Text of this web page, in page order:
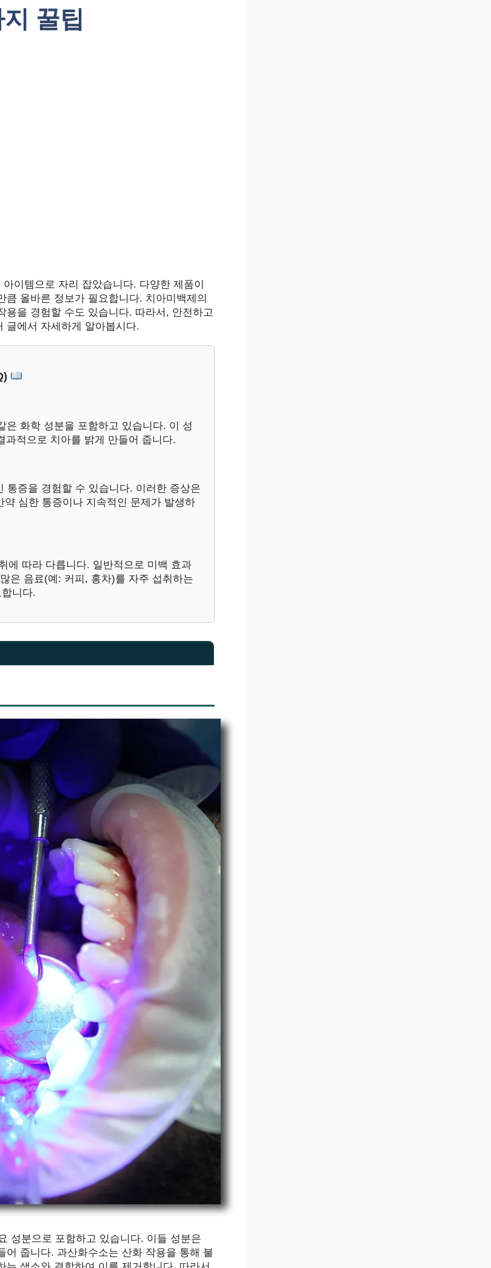
꿀팁
이템으로 자리 잡았습니다. 다양한 제품이
올바른 정보가 필요합니다. 치아미백제의
을 경험할 수도 있습니다. 따라서, 안전하고
글에서 자세하게 알아봅시다.
화학 성분을 포함하고 있습니다. 이 성
과적으로 치아를 밝게 만들어 줍니다.
통증을 경험할 수 있습니다. 이러한 증상은
심한 통증이나 지속적인 문제가 발생하
에 따라 다릅니다. 일반적으로 미백 효과
은 음료(예: 커피, 홍차)를 자주 섭취하는
니다.
성분으로 포함하고 있습니다. 이들 성분은
줍니다. 과산화수소는 산화 작용을 통해 불